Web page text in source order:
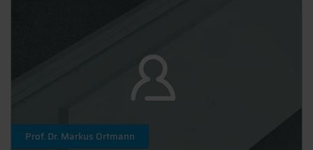
Prof. Dr. Markus Ortmann